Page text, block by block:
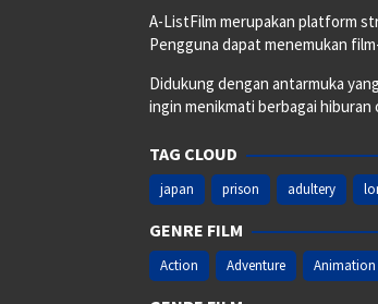
A-ListFilm merupakan platform
Pengguna dapat menemukan
Didukung dengan antarmuka
ingin menikmati berbagai
TAG CLOUD
japan prison adultery
GENRE FILM
Action Adventure Animation